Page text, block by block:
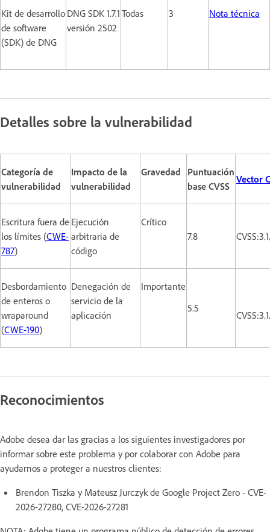
Kit de desarrollo
de software
(SDK) de DNG
DNG SDK 1.7.1
versión 2502
Todas 3 Nota técnica
Detalles sobre la vulnerabilidad
Categoría de
vulnerabilidad
Impacto de la
vulnerabilidad
Gravedad
Puntuación
base CVSS
Vector
Escritura fuera de
los límites (CWE-
787)
Ejecución
arbitraria de
código
Crítico
7.8
Desbordamiento
de enteros o
wraparound
(CWE-190)
Denegación de
servicio de la
aplicación
Importante
5.5
Reconocimientos
Adobe desea dar las gracias a los siguientes investigadores por
informar sobre este problema y por colaborar con Adobe para
ayudarnos a proteger a nuestros clientes:
Brendon Tiszka y Mateusz Jurczyk de Google Project Zero - CVE-
2026-27280, CVE-2026-27281